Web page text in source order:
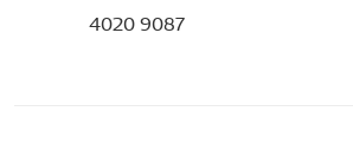
4020 9087